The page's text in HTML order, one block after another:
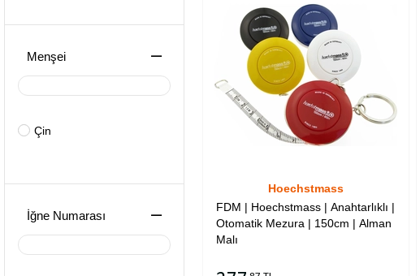
Menşei
Çin
İğne Numarası
Hoechstmass
FDM | Hoechstmass | Anahtarlıklı |
Otomatik Mezura | 150cm | Alman
Malı